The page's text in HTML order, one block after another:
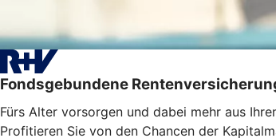
Fondsgebundene
Fürs Alter vorsorgen und dabei mehr aus
Profitieren Sie von den Chancen der